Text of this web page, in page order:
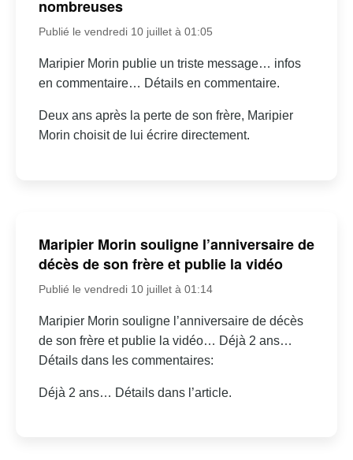
nombreuses
Publié le vendredi 10 juillet à 01:05
Maripier Morin publie un triste message… infos
en commentaire… Détails en commentaire.
Deux ans après la perte de son frère, Maripier
Morin choisit de lui écrire directement.
Maripier Morin souligne l’anniversaire de
décès de son frère et publie la vidéo
Publié le vendredi 10 juillet à 01:14
Maripier Morin souligne l’anniversaire de décès
de son frère et publie la vidéo… Déjà 2 ans…
Détails dans les commentaires:
Déjà 2 ans… Détails dans l’article.